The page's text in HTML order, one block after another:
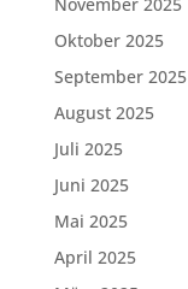
Oktober 2025
September 2025
August 2025
Juli 2025
Juni 2025
Mai 2025
April 2025